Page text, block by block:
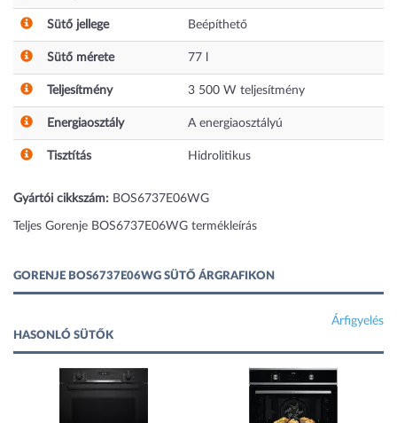
Sütő jellege Beépíthető
Sütő mérete 77
Teljesítmény 3 500 W teljesítmény
Energiaosztály A energiaosztályú
Tisztítás Hidrolitikus
Gyártói cikkszám: BOS6737E06WG
Teljes Gorenje BOS6737E06WG termékleírás
GORENJE BOS6737E06WG SÜTŐ ÁRGRAFIKON
Árfigyelés
HASONLÓ SÜTŐK